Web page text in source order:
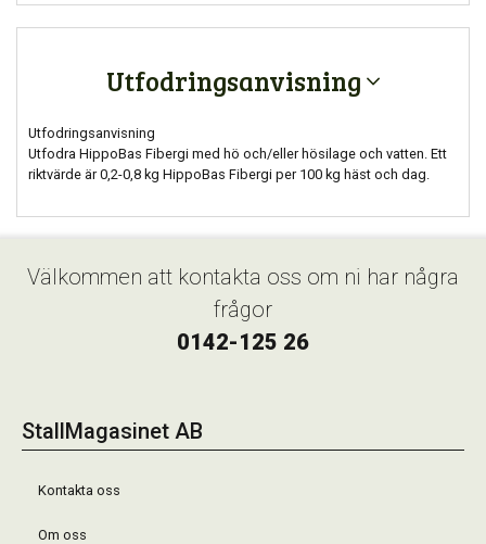
Utfodringsanvisning
Utfodringsanvisning
Utfodra HippoBas Fibergi med hö och/eller hösilage och vatten. Ett
riktvärde är 0,2-0,8 kg HippoBas Fibergi per 100 kg häst och dag.
Välkommen att kontakta oss om ni har några
frågor
0142-125 26
StallMagasinet AB
Kontakta oss
Om oss